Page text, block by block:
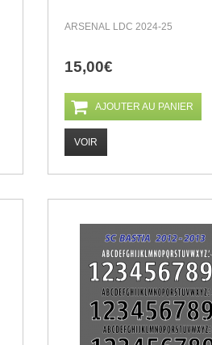
ARSENAL LDC 2024-25
15,00€
AJOUTER AU PANIER
VOIR